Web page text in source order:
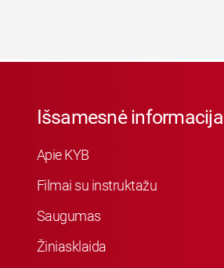
Išsamesnė informacija
Apie KYB
Filmai su instruktažu
Saugumas
Žiniasklaida